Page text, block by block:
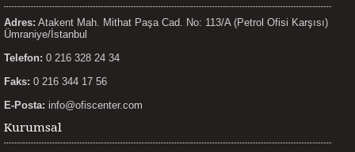
Adres: Atakent Mah. Mithat Paşa Cad. No: 113/A (Petrol Ofisi Karşısı)
Ümraniye/İstanbul
Telefon: 0 216 328 24 34
Faks: 0 216 344 17 56
E-Posta: info@ofiscenter.com
Kurumsal